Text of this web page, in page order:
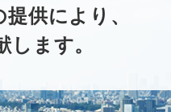
供により、
ます。